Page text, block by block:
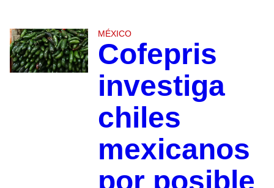
MÉXICO
Cofepris
investiga
chiles
mexicanos
por posible